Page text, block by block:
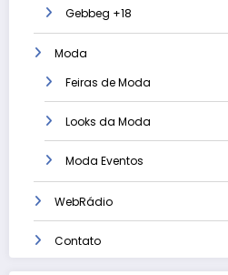
Gebbeg +18
Moda
Feiras de Moda
Looks da Moda
Moda Eventos
WebRádio
Contato